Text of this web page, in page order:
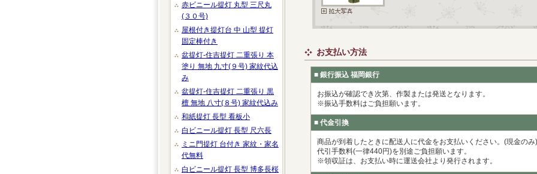
赤ビニール提灯 丸型 三尺丸
(３０号)
屋根付き提灯台 中 山型 提灯
固定棒付き
盆提灯-住吉提灯 二重張り 本
塗り 無地 九寸(９号) 家紋代込
み
盆提灯-住吉提灯 二重張り 黒
檀 無地 八寸(８号) 家紋代込み
和紙提灯 長型 看板小
白ビニール提灯 長型 尺六長
ミニ門提灯 台付き 家紋・家名
代無料
白ビニール提灯 長型 博多長桜
お支払い方法
■ 銀行振込 福岡銀行
お振込が確認でき次第、作製または発送となります。
※振込手数料はご負担願います。
■ 代金引換
商品が到着したときに配送人に代金をお支払いください。(現金のみ)
代引手数料(一律440円)を別途ご負担願います。
※領収証は、お支払い時に運送会社より発行されます。